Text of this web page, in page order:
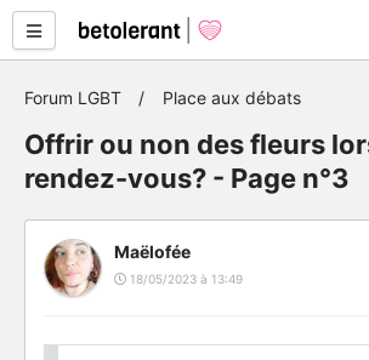
Forum LGBT Place aux débats
Offrir ou non des fleurs
rendez-vous? - Page n°3
Maëlofée
18/05/2023 à 13:49